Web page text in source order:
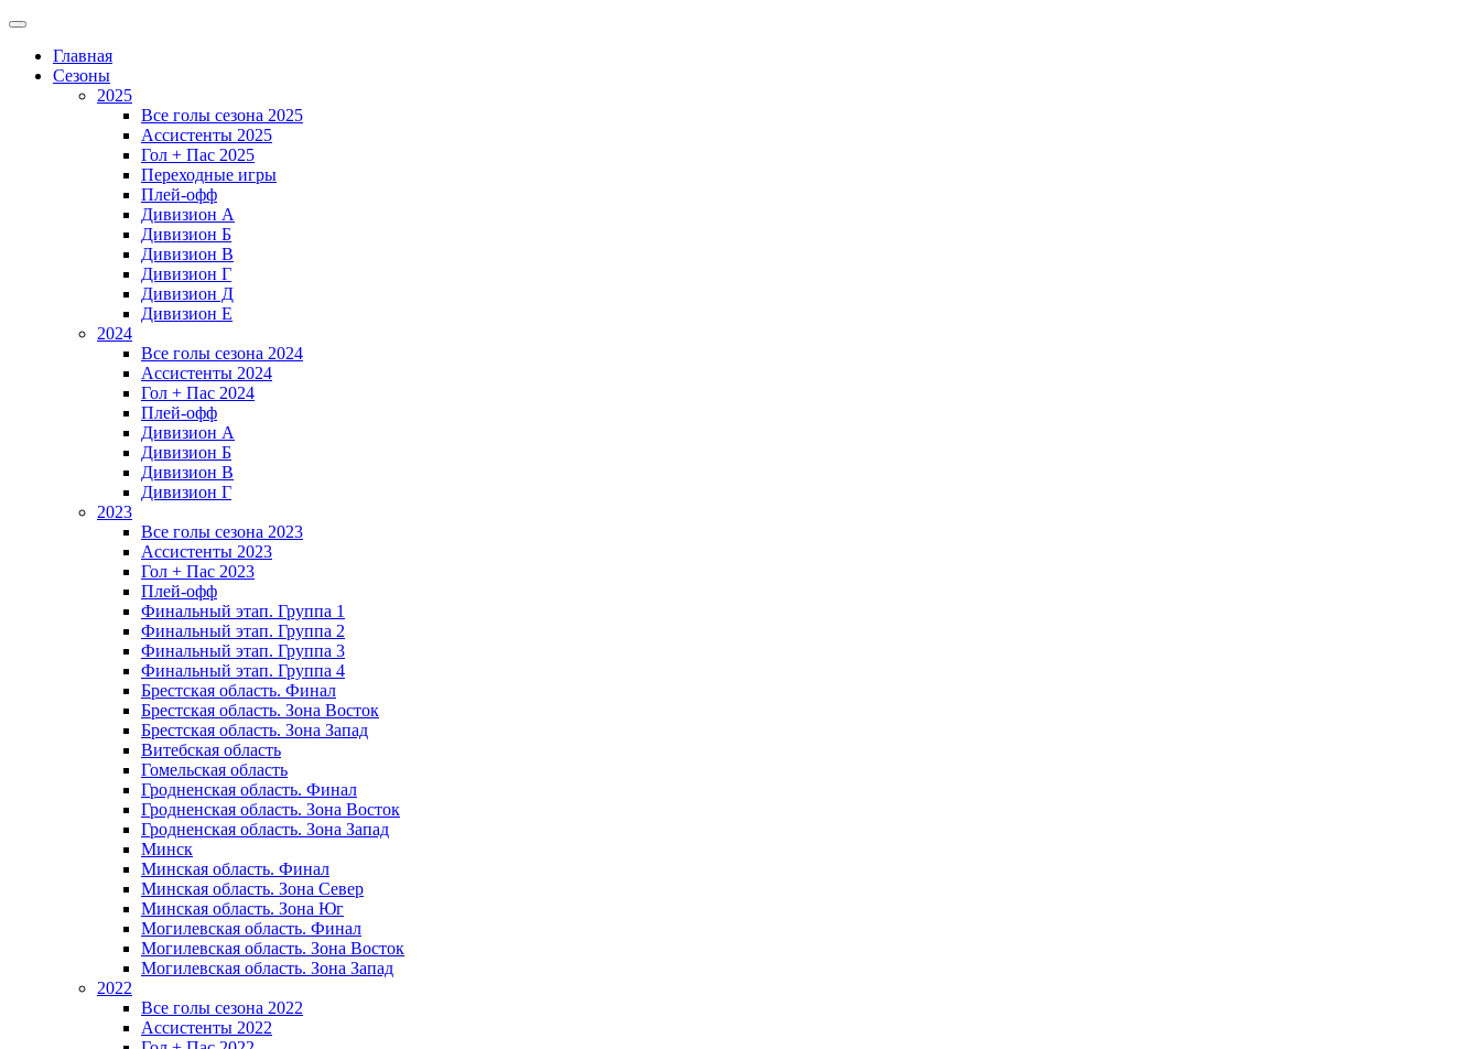
Главная
Сезоны
2025
Все голы сезона 2025
Ассистенты 2025
Гол + Пас 2025
Переходные игры
Плей-офф
Дивизион A
Дивизион Б
Дивизион В
Дивизион Г
Дивизион Д
Дивизион Е
2024
Все голы сезона 2024
Ассистенты 2024
Гол + Пас 2024
Плей-офф
Дивизион A
Дивизион Б
Дивизион В
Дивизион Г
2023
Все голы сезона 2023
Ассистенты 2023
Гол + Пас 2023
Плей-офф
Финальный этап. Группа 1
Финальный этап. Группа 2
Финальный этап. Группа 3
Финальный этап. Группа 4
Брестская область. Финал
Брестская область. Зона Восток
Брестская область. Зона Запад
Витебская область
Гомельская область
Гродненская область. Финал
Гродненская область. Зона Восток
Гродненская область. Зона Запад
Минск
Минская область. Финал
Минская область. Зона Север
Минская область. Зона Юг
Могилевская область. Финал
Могилевская область. Зона Восток
Могилевская область. Зона Запад
2022
Все голы сезона 2022
Ассистенты 2022